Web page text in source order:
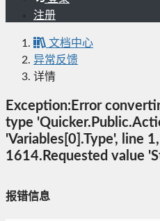
注册
文档中心
异常反馈
详情
Exception:Error
type
'Variables[0].Type', line
1614.Requested value
报错信息